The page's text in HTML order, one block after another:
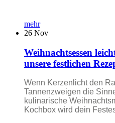
mehr
26 Nov
Weihnachtsessen
unsere festlichen
Wenn Kerzenlicht den
Tannenzweigen die
kulinarische
Kochbox wird dein